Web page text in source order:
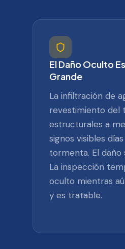
El Daño Oculto
Grande
La infiltración de
revestimiento del
estructurales a
signos visibles
tormenta. El daño
La inspección
oculto mientras
y es tratable.